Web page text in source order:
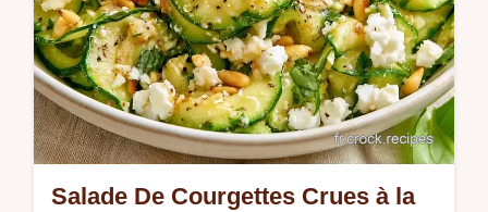
Salade De Courgettes Crues à la